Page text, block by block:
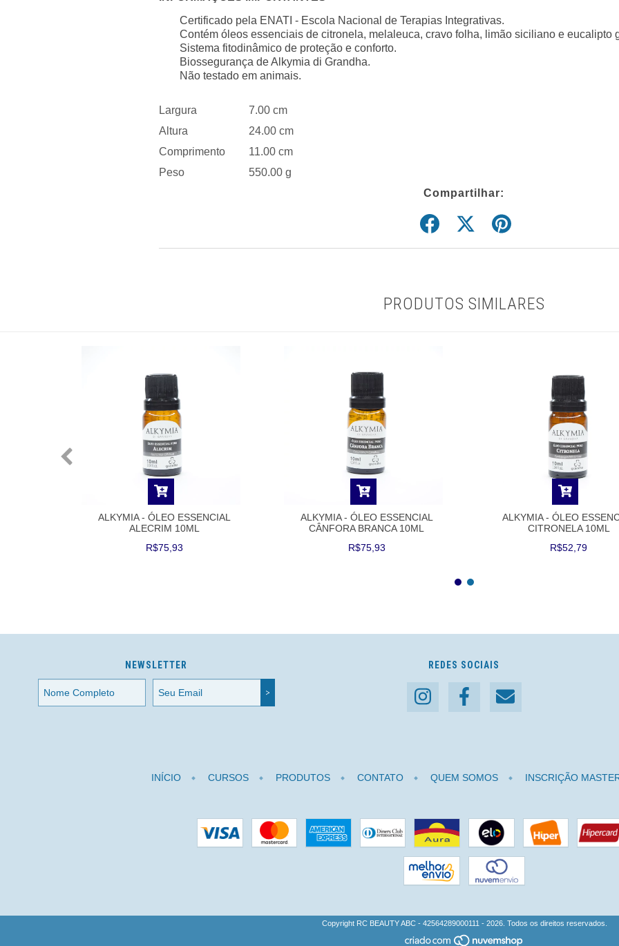
Certificado pela ENATI - Escola Nacional de Terapias Integrativas.
Contém óleos essenciais de citronela, melaleuca, cravo folha, limão siciliano e eucalipto
Sistema fitodinâmico de proteção e conforto.
Biossegurança de Alkymia di Grandha.
Não testado em animais.
Largura
7.00 cm
Altura
24.00 cm
Comprimento
11.00 cm
Peso
550.00 g
Compartilhar:
PRODUTOS SIMILARES
ALKYMIA - ÓLEO ESSENCIAL
ALECRIM 10ML
R$75,93
ALKYMIA - ÓLEO ESSENCIAL
CÂNFORA BRANCA 10ML
R$75,93
ALKYMIA - ÓLEO
CITRONELA 10ML
R$52,79
NEWSLETTER REDES SOCIAIS
INÍCIO CURSOS PRODUTOS CONTATO QUEM SOMOS INSCRIÇÃO
Copyright RC BEAUTY ABC - 42564289000111 - 2026. Todos os direitos reservados.